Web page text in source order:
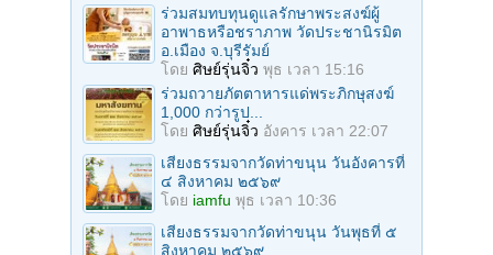
ร่วมสมทบทุนดูแลรักษาพระสงฆ์ผู้
อาพาธหรือชราภาพ วัดประชานิรมิต
อ.เมือง จ.บุรีรัมย์
โดย ศิษย์รุ่นจิ๋ว พุธ เวลา 15:16
ร่วมถวายภัตตาหารแด่พระภิกษุสงฆ์
1,000 กว่ารูป...
โดย ศิษย์รุ่นจิ๋ว อังคาร เวลา 22:07
เสียงธรรมจากวัดท่าขนุน วันอังคารที่
๔ สิงหาคม ๒๕๖๙
โดย iamfu พุธ เวลา 10:36
เสียงธรรมจากวัดท่าขนุน วันพุธที่ ๕
สิงหาคม ๒๕๖๙